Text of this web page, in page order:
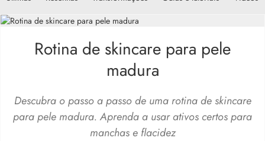
Rotina de skincare para pele
madura
Descubra o passo a passo de uma rotina de skincare
para pele madura. Aprenda a usar ativos certos para
manchas e flacidez